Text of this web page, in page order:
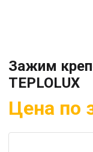
Зажим
TEPLOLUX
Цена по